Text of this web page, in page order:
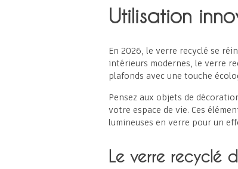
Utilisation
En 2026, le verre recyclé se
intérieurs modernes, le verre
plafonds avec une touche
Pensez aux objets de
votre espace de vie. Ces
lumineuses en verre pour un
Le verre recyclé